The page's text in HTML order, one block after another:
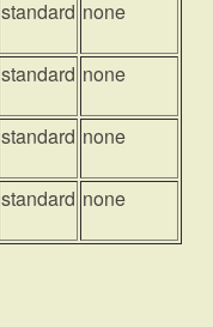
standard none
standard none
standard none
standard none